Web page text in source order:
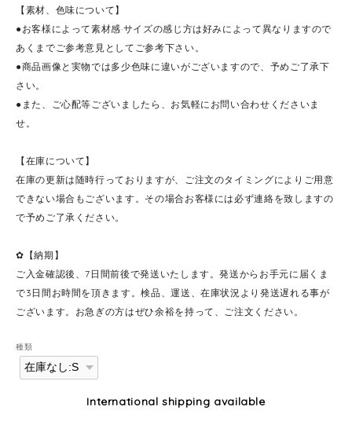
【素材、色味について】
●お客様によって素材感·サイズの感じ方は好みによって異なりますので
あくまでご参考意見としてご参考下さい。
●商品画像と実物では多少色味に違いがございますので、予めご了承下
さい。
●また、ご心配等ございましたら、お気軽にお問い合わせくださいま
せ。
【在庫について】
在庫の更新は随時行っておりますが、ご注文のタイミングによりご用意
できない場合もございます。その場合お客様には必ず連絡を致しますの
で予めご了承ください。
✿【納期】
ご入金確認後、7日間前後で発送いたします。発送からお手元に届くま
で3日間お時間を頂きます。検品、運送、在庫状況より発送遅れる事が
ございます。お急ぎの方はぜひ余裕を持って、ご注文ください。
種類
International shipping available